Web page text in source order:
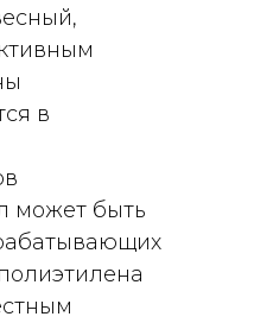
в
может быть